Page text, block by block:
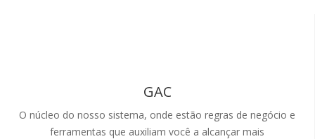
GAC
O núcleo do nosso sistema, onde estão regras de negócio e
ferramentas que auxiliam você a alcançar mais